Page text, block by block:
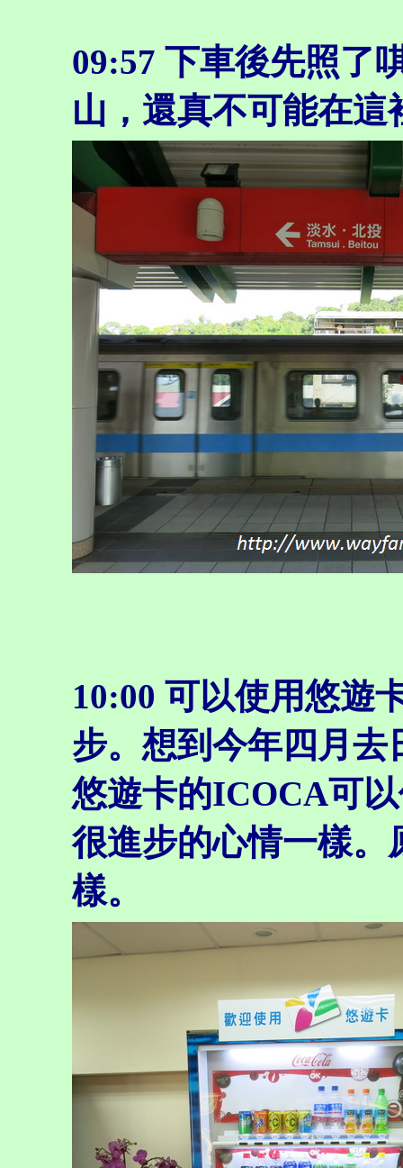
09:57 下車後先照了
山，還真不可能在這
10:00 可以使用悠遊
步。想到今年四月去
悠遊卡的ICOCA可
很進步的心情一樣。
樣。